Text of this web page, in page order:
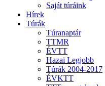
Saját túráink
Hírek
Túrák
Túranaptár
TTMR
ÉVTT
Hazai Legjobb
Túrák 2004-2017
ÉVKTT